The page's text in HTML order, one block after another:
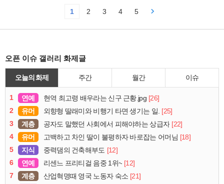
1 2 3 4 5
오픈 이슈 갤러리 화제글
오늘의 화제 주간 월간 이슈
1 연예 현역 최고령 배우라는 신구 근황.jpg [26]
2
유머 외향형 딸래미와 비행기 타면 생기는 일. [25]
3
계층 공자도 말했던 사회에서 피해야하는 상급자 [22]
4
유머 고백하고 차인 딸이 불평하자 바로잡는 어머님 [18]
5
지식 중력댐의 건축해부도 [12]
6
연예 리센느 프리티걸 음중 1위~ [12]
7
계층 산업혁명때 영국 노동자 숙소 [21]